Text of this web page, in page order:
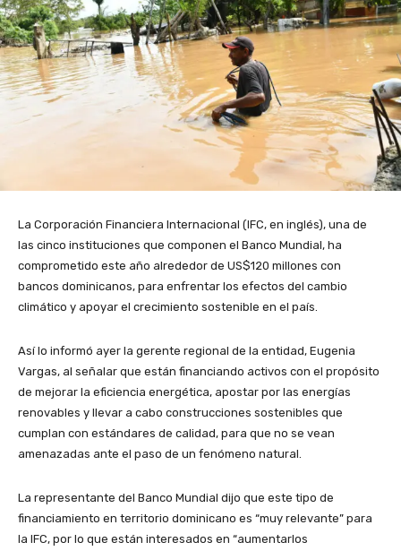
La Corporación Financiera Internacional (IFC, en inglés), una de
las cinco instituciones que componen el Banco Mundial, ha
comprometido este año alrededor de US$120 millones con
bancos dominicanos, para enfrentar los efectos del cambio
climático y apoyar el crecimiento sostenible en el país.
Así lo informó ayer la gerente regional de la entidad, Eugenia
Vargas, al señalar que están financiando activos con el propósito
de mejorar la eficiencia energética, apostar por las energías
renovables y llevar a cabo construcciones sostenibles que
cumplan con estándares de calidad, para que no se vean
amenazadas ante el paso de un fenómeno natural.
La representante del Banco Mundial dijo que este tipo de
financiamiento en territorio dominicano es “muy relevante” para
la IFC, por lo que están interesados en “aumentarlos